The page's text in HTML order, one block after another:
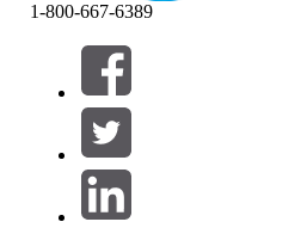
Filtros (0)
SELECCIONAR FILTROS
Área de productos
1-800-667-6389